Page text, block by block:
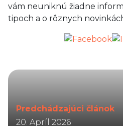
vám neuniknú žiadne
tipoch a o rôznych
Predchádzajúci článok
20. Apríl 2026